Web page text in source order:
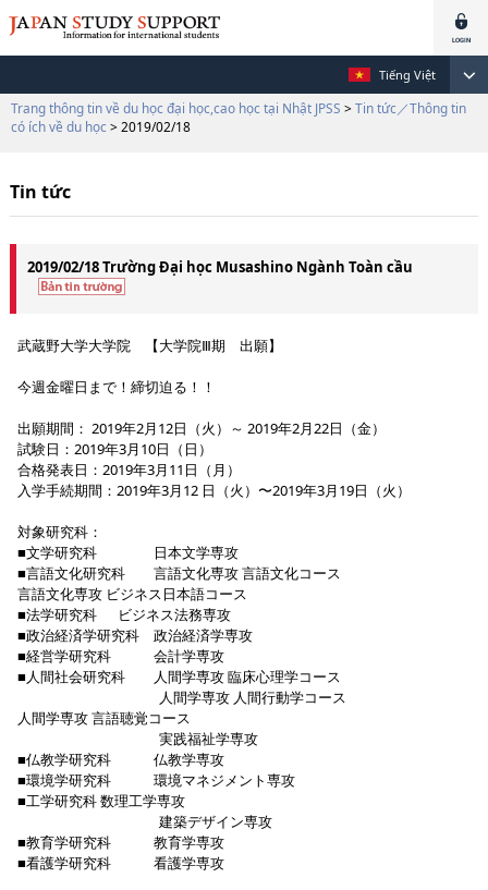
Tiếng Việt
Trang thông tin về du học đại học,cao học tại Nhật JPSS > Tin tức／Thông tin
có ích về du học > 2019/02/18
Tin tức
2019/02/18 Trường Đại học Musashino Ngành Toàn cầu
武蔵野大学大学院 【大学院Ⅲ期 出願】
今週金曜日まで！締切迫る！！
出願期間： 2019年2月12日（火）～ 2019年2月22日（金）
試験日：2019年3月10日（日）
合格発表日：2019年3月11日（月）
入学手続期間：2019年3月12 日（火）〜2019年3月19日（火）
対象研究科：
■文学研究科 日本文学専攻
■言語文化研究科 言語文化専攻 言語文化コース
言語文化専攻 ビジネス日本語コース
■法学研究科 ビジネス法務専攻
■政治経済学研究科 政治経済学専攻
■経営学研究科 会計学専攻
■人間社会研究科 人間学専攻 臨床心理学コース
人間学専攻 人間行動学コース
人間学専攻 言語聴覚コース
実践福祉学専攻
■仏教学研究科 仏教学専攻
■環境学研究科 環境マネジメント専攻
■工学研究科 数理工学専攻
建築デザイン専攻
■教育学研究科 教育学専攻
■看護学研究科 看護学専攻